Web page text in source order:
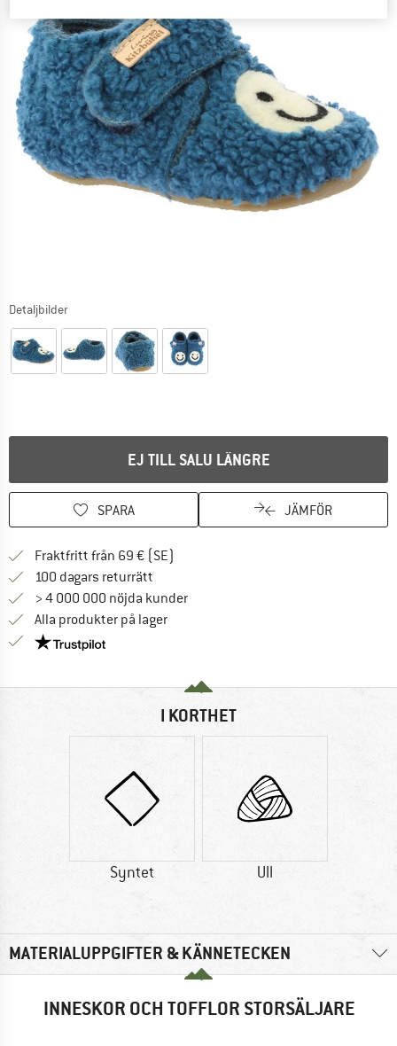
Detaljbilder
EJ TILL SALU LÄNGRE
SPARA JÄMFÖR
Fraktfritt från 69 € (SE)
100 dagars returrätt
> 4 000 000 nöjda kunder
Alla produkter på lager
Trust Pilot-garanti - hitta all information här!
I KORTHET
Syntet Ull
MATERIALUPPGIFTER & KÄNNETECKEN
INNESKOR OCH TOFFLOR STORSÄLJARE